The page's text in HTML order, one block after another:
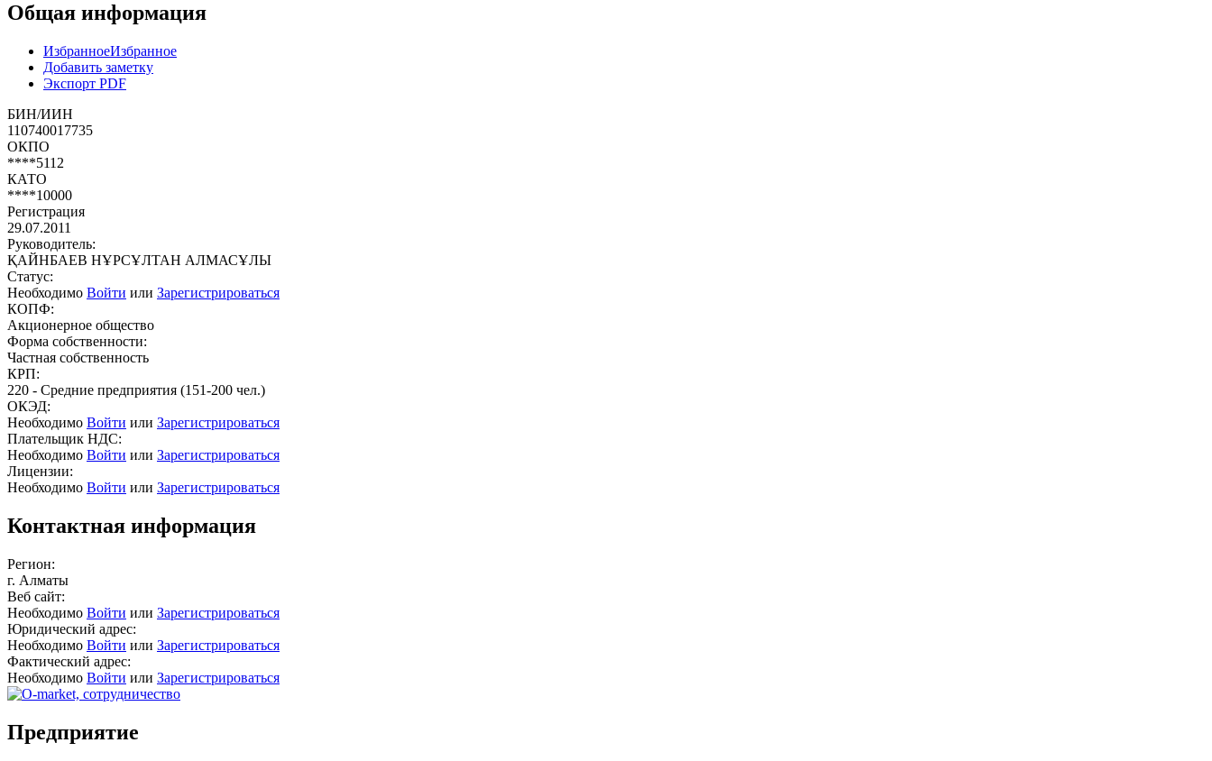
Общая информация
ИзбранноеИзбранное
Добавить заметку
Экспорт PDF
БИН/ИИН
110740017735
ОКПО
****5112
КАТО
****10000
Регистрация
29.07.2011
Руководитель:
ҚАЙНБАЕВ НҰРСҰЛТАН АЛМАСҰЛЫ
Статус:
Необходимо Войти или Зарегистрироваться
КОПФ:
Акционерное общество
Форма собственности:
Частная собственность
КРП:
220 - Средние предприятия (151-200 чел.)
ОКЭД:
Необходимо Войти или Зарегистрироваться
Плательщик НДС:
Необходимо Войти или Зарегистрироваться
Лицензии:
Необходимо Войти или Зарегистрироваться
Контактная информация
Регион:
г. Алматы
Веб сайт:
Необходимо Войти или Зарегистрироваться
Юридический адрес:
Необходимо Войти или Зарегистрироваться
Фактический адрес:
Необходимо Войти или Зарегистрироваться
Предприятие